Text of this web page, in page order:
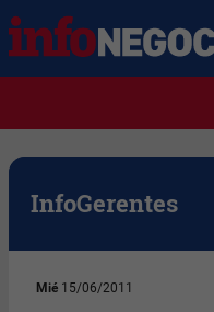
InfoGerentes
Mié 15/06/2011